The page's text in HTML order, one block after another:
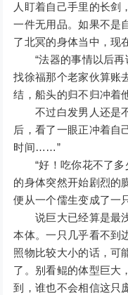
人盯着自己手里的长剑
一件无用品。如果不是
了北冥的身体当中，现
“法器的事情以后再
找徐福那个老家伙算账
结，船头的归不归冲着
不过白发男人还是不
后，看了一眼正冲着自
时间……”
“好！吃你花不了多
的身体突然开始剧烈的
便从一个儒生变成了一
说巨大已经算是最浅
本体。一只几乎看不到
照物比较大小的话，可
了。别看鲲的体型巨大
到，谁也不会相信这只